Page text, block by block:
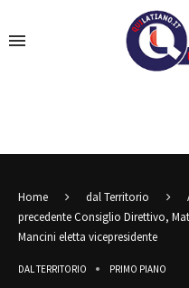
Home dal Territorio
precedente Consiglio Direttivo,
Mancini eletta vicepresidente
DAL TERRITORIO PRIMO PIANO